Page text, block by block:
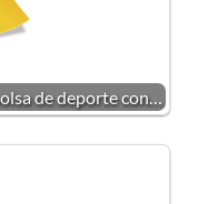
de deporte con…